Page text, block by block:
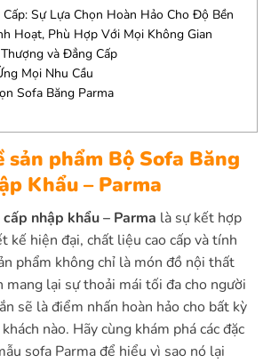
Cấp: Sự Lựa Chọn Hoàn Hảo Cho Độ Bền
Hoạt, Phù Hợp Với Mọi Không Gian
và Đẳng Cấp
Mọi Nhu Cầu
Sofa Băng Parma
sản phẩm Bộ Sofa Băng
Khẩu – Parma
nhập khẩu – Parma là sự kết hợp
kế hiện đại, chất liệu cao cấp và tính
phẩm không chỉ là món đồ nội thất
mang lại sự thoải mái tối đa cho người
sẽ là điểm nhấn hoàn hảo cho bất kỳ
nào. Hãy cùng khám phá các đặc
sofa Parma để hiểu vì sao nó lại